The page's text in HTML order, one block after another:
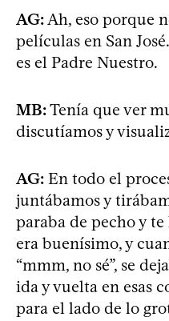
AG: Ah, eso porque
películas en San
es el Padre Nuestro.
MB:Tenía que ver
discutíamos y
AG: En todo el
juntábamos y
paraba de pecho y
era buenísimo, y
“mmm, no sé”, se
ida y vuelta en esas
para el lado de lo